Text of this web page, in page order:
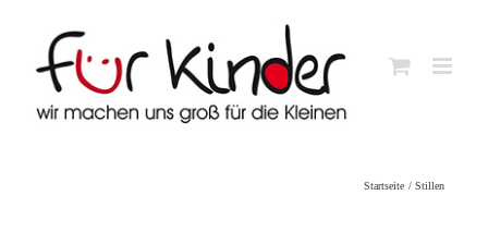
content
Startseite Stillen